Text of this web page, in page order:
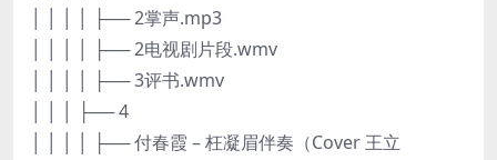
│ │ │ │ ├── 2掌声.mp3
│ │ │ │ ├── 2电视剧片段.wmv
│ │ │ │ ├── 3评书.wmv
│ │ │ ├── 4
│ │ │ │ ├── 付春霞 – 枉凝眉伴奏（Cover 王立